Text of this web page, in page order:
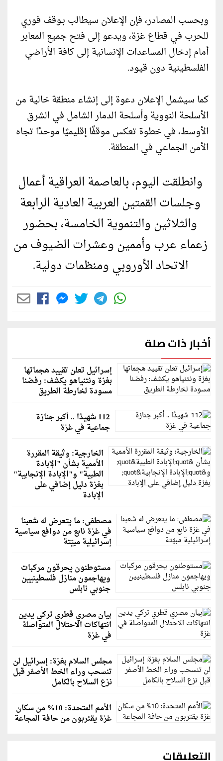
وبحسب المصادر، فإن الإعلان سيطالب بـوقف فوري
للحرب في قطاع غزة، ويدعو إلى فتح جميع المعابر
أمام إدخال المساعدات الإنسانية إلى كافة الأراضي
الفلسطينية دون قيود.
كما سيشمل الإعلان دعوة إلى إنشاء منطقة خالية من
الأسلحة النووية وأسلحة الدمار الشامل في الشرق
الأوسط، في خطوة تعكس موقفًا إقليميًا موحدًا تجاه
الأمن الجماعي في المنطقة.
وانطلقت اليوم، بالعاصمة العراقية أعمال
وجلسات القمتين العربية العادية الرابعة
والثلاثين والتنموية الخامسة، بحضور
زعماء عرب وأممين وعشرات الضيوف من
الاتحاد الأوروبي ومنظمات دولية.
أخبار ذات صلة
إسرائيل تعلن تقييد هجماتها
بغزة ونتنياهو يكشف: رفضنا
مسودة لخارطة الطريق
112 شهيدًا .. أكبر جنازة
جماعية في غزة
الخارجية: وثيقة المقررة
الأممية بشأن "الإبادة
الطبية" و"الإبادة الإنجابية"
بغزة دليل إضافي على
الإبادة
مصطفى: ما يتعرض له شعبنا
في غزة نابع من دوافع سياسية
إسرائيلية مبيّتة
مستوطنون يحرقون مركبات
ويهاجمون منازل فلسطينيين
جنوبي نابلس
بيان مصري قطري تركي يدين
انتهاكات الاحتلال المتواصلة
في غزة
مجلس السلام بغزة: إسرائيل لن
تنسحب وراء الخط الأصفر قبل
نزع السلاح بالكامل
الأمم المتحدة: 10% من سكان
غزة يقتربون من حافة المجاعة
التعليقات